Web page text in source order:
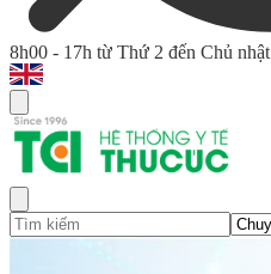
8h00 - 17h từ Thứ 2 đến Chủ nhật